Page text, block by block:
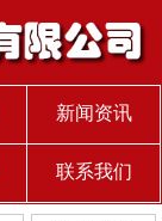
新闻资讯
联系我们